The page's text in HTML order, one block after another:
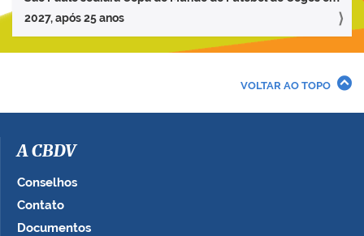
2027, após 25 anos
VOLTAR AO TOPO
A CBDV
Conselhos
Contato
Documentos